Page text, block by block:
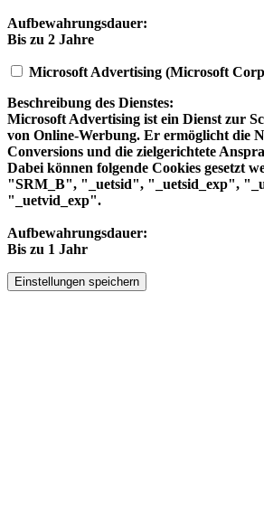
Aufbewahrungsdauer:
Bis zu 2 Jahre
Microsoft Advertising (Microsoft
Beschreibung des Dienstes:
Microsoft Advertising ist ein Dienst zur
von Online-Werbung. Er ermöglicht die
Conversions und die zielgerichtete
Dabei können folgende Cookies gesetzt
"SRM_B", "_uetsid", "_uetsid_exp",
"_uetvid_exp".
Aufbewahrungsdauer:
Bis zu 1 Jahr
Einstellungen speichern